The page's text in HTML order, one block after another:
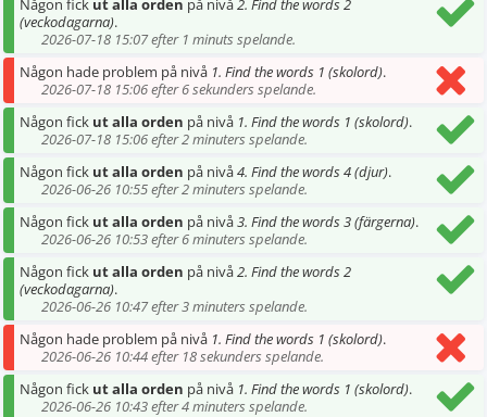
Någon fick ut alla orden på nivå2. Find the words 2
(veckodagarna).
2026-07-18 15:07 efter 1 minuts spelande.
Någon hade problem på nivå 1. Find the words 1 (skolord).
2026-07-18 15:06 efter 6 sekunders spelande.
Någon fick ut alla orden på nivå 1. Find the words 1 (skolord).
2026-07-18 15:06 efter 2 minuters spelande.
Någon fick ut alla orden på nivå4. Find the words 4 (djur).
2026-06-26 10:55 efter 2 minuters spelande.
Någon fick ut alla orden på nivå3. Find the words 3 (färgerna).
2026-06-26 10:53 efter 6 minuters spelande.
Någon fick ut alla orden på nivå2. Find the words 2
(veckodagarna).
2026-06-26 10:47 efter 3 minuters spelande.
Någon hade problem på nivå 1. Find the words 1 (skolord).
2026-06-26 10:44 efter 18 sekunders spelande.
Någon fick ut alla orden på nivå 1. Find the words 1 (skolord).
2026-06-26 10:43 efter 4 minuters spelande.